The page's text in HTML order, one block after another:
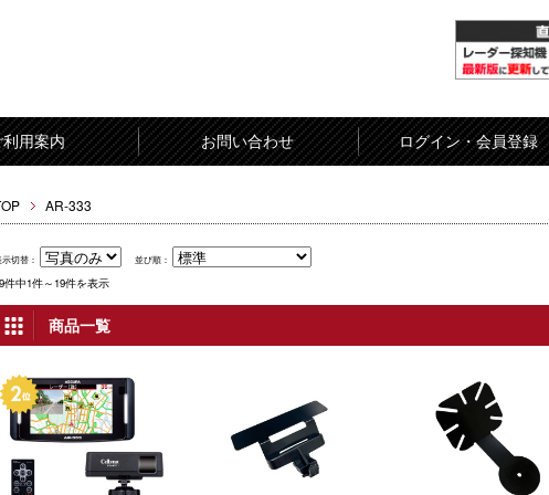
利用案内 お問い合わせ ログイン・会員登録
AR-333
切替： 並び順：
件中1件～19件を表示
商品一覧